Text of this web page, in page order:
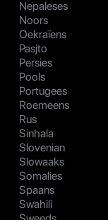
Nepaleses
Noors
Oekraïens
Pasjto
Persies
Pools
Portugees
Roemeens
Rus
Sinhala
Slovenian
Slowaaks
Somalies
Spaans
Swahili